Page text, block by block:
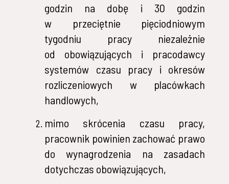
godzin na dobę i 30 godzin
w przeciętnie pięciodniowym
tygodniu pracy niezależnie
od obowiązujących i pracodawcy
systemów czasu pracy i okresów
rozliczeniowych w placówkach
handlowych,
mimo skrócenia czasu pracy,
pracownik powinien zachować prawo
do wynagrodzenia na zasadach
dotychczas obowiązujących,